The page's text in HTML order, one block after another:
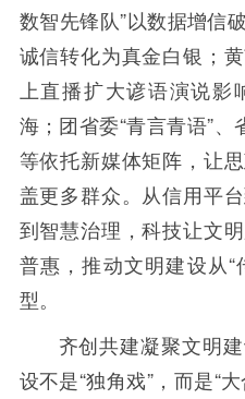
数智先锋队”以数据增信
诚信转化为真金白银；
上直播扩大谚语演说
海；团省委“青言青语”、
等依托新媒体矩阵，让
盖更多群众。从信用平
到智慧治理，科技让文
普惠，推动文明建设从“
型。
齐创共建凝聚文明
设不是“独角戏”，而是“